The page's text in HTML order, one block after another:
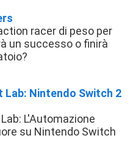
racer di peso per
un successo o finirà
Nintendo Switch 2
L'Automazione
su Nintendo Switch